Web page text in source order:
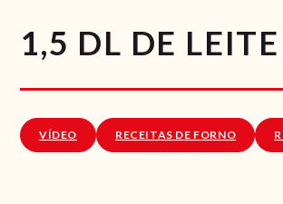
1,5 DL DE
VÍDEO RECEITAS DE FORNO